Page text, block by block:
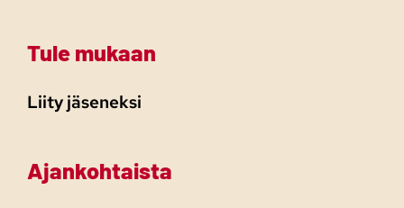
Tule mukaan
Liity jäseneksi
Ajankohtaista